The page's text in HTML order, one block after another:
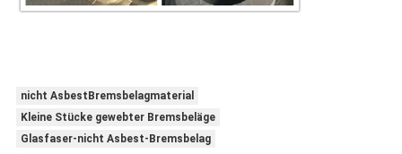
nicht AsbestBremsbelagmaterial
Kleine Stücke gewebter Bremsbeläge
Glasfaser-nicht Asbest-Bremsbelag